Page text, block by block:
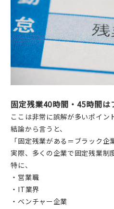
固定残業40時間・45時間は
ここは非常に誤解が多いポイン
結論から言うと、
「固定残業がある＝ブラック企
実際、多くの企業で固定残業制
特に、
・営業職
・IT業界
・ベンチャー企業